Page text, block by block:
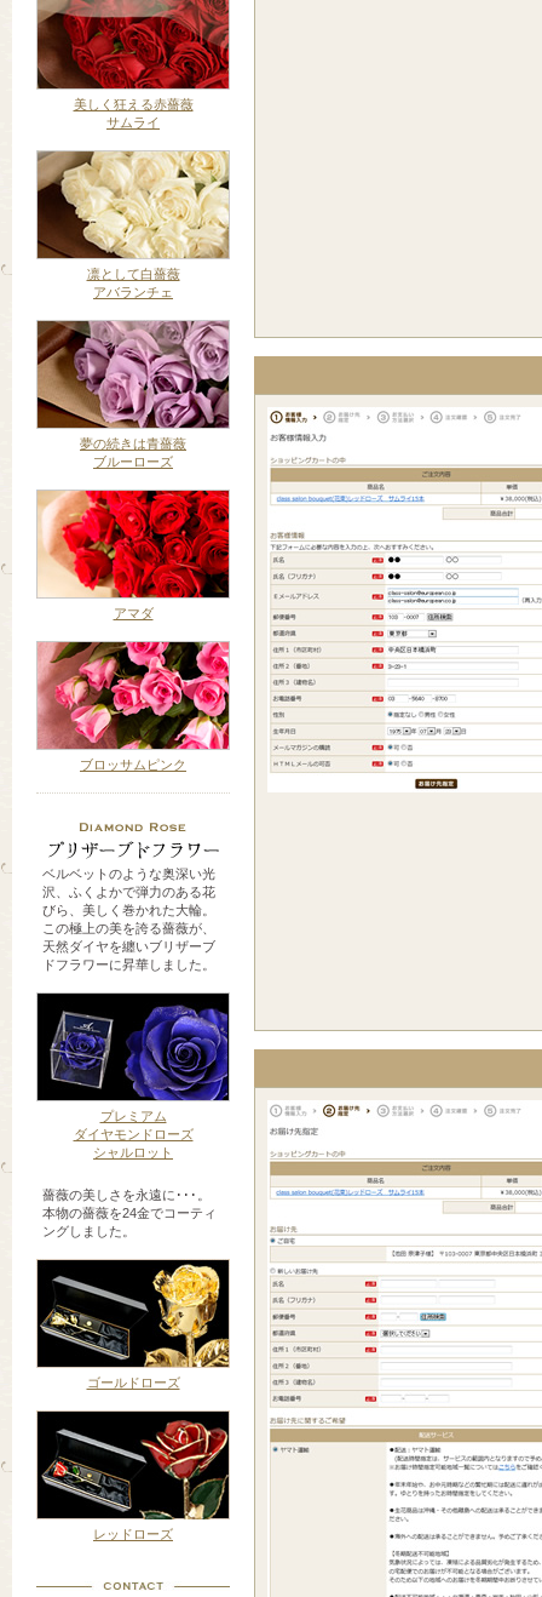
美しく狂える赤薔薇
サムライ
凛として白薔薇
アバランチェ
夢の続きは青薔薇
ブルーローズ
アマダ
ブロッサムピンク
ベルベットのような奥深い光
沢、ふくよかで弾力のある花
びら、美しく巻かれた大輪。
この極上の美を誇る薔薇が、
天然ダイヤを纏いブリザーブ
ドフラワーに昇華しました。
プレミアム
ダイヤモンドローズ
シャルロット
薔薇の美しさを永遠に･･･。
本物の薔薇を24金でコーティ
ングしました。
ゴールドローズ
レッドローズ